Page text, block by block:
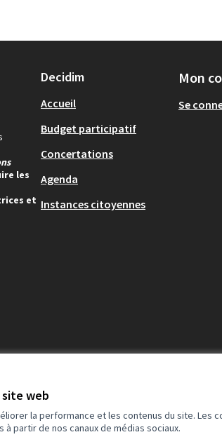
web
la performance et les contenus du site. Les
partir de nos canaux de médias sociaux.
les
et
Decidim
Accueil
Budget participatif
Concertations
Agenda
Instances citoyennes
Mon
Se